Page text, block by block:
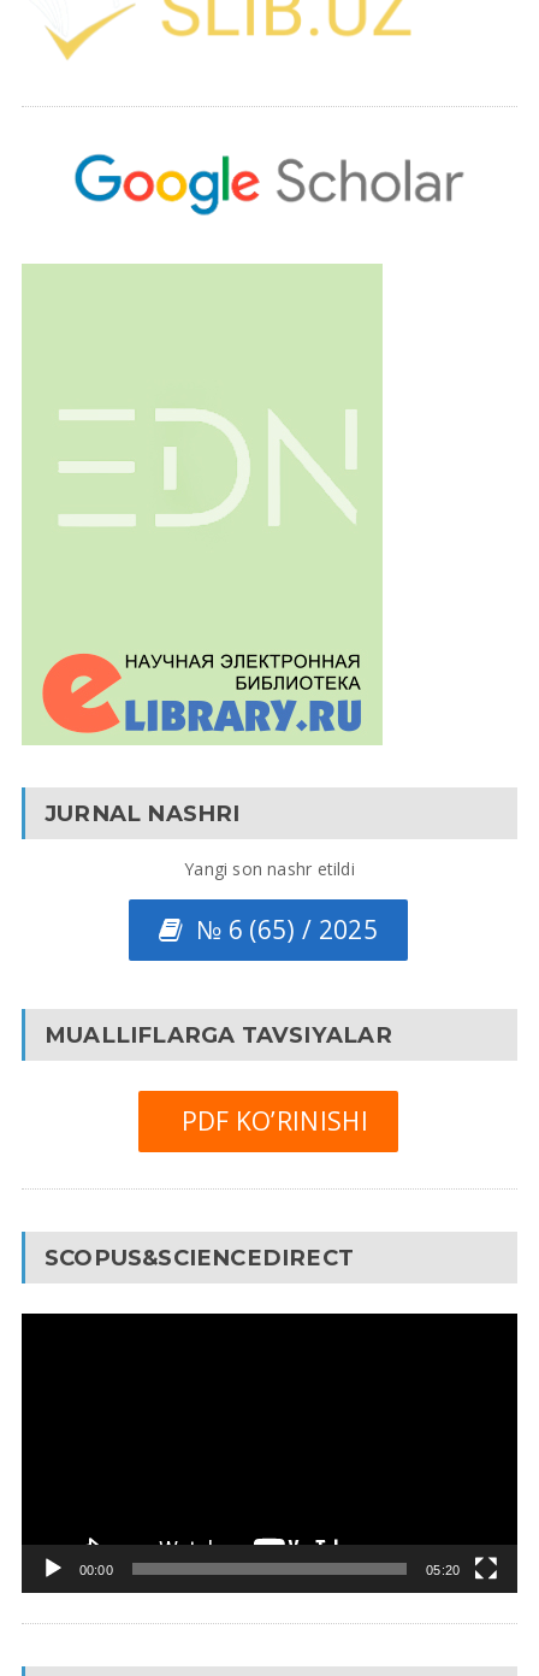
JURNAL NASHRI
Yangi son nashr etildi
№ 6 (65) / 2025
MUALLIFLARGA TAVSIYALAR
PDF KO’RINISHI
SCOPUS&SCIENCEDIRECT
00:00 05:20